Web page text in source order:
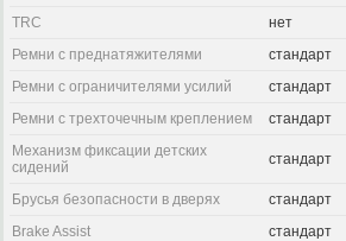
TRC
нет
Ремни с преднатяжителями
стандарт
Ремни с ограничителями усилий
стандарт
Ремни с трехточечным креплением
стандарт
Механизм фиксации детских
сидений
стандарт
Брусья безопасности в дверях
стандарт
Brake Assist
стандарт